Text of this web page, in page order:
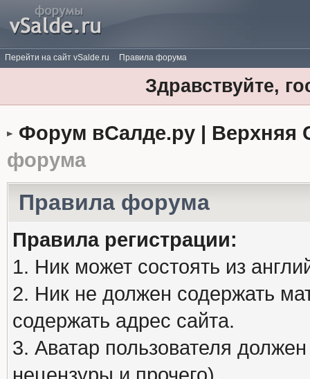
Перейти на сайт vSalde.ru Правила форума
Здравствуйте,
Форум вСалде.ру | Верхняя
форума
Правила форума
Правила регистрации:
1. Ник может состоять из
2. Ник не должен содержать
содержать адрес сайта.
3. Аватар пользователя